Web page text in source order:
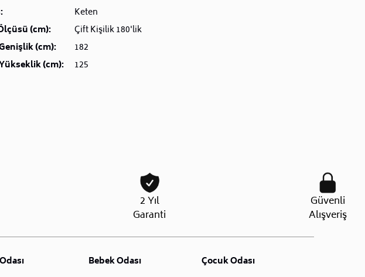
Keten
(cm):
Çift Kişilik 180'lik
(cm):
182
(cm):
125
2 Yıl
Garanti
Güvenli
Alışveriş
Bebek Odası
Çocuk Odası